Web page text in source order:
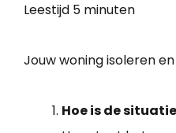
Leestijd 5 minuten
Jouw woning isoleren
Hoe is de